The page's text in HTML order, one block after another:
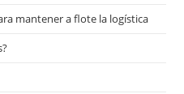
mantener a flote la logística